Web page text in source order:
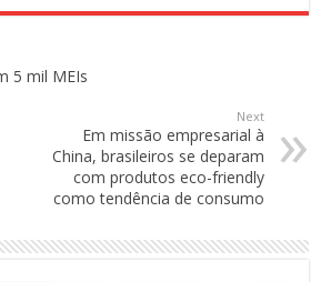
5 mil MEIs
Next
Em missão empresarial à
China, brasileiros se deparam
com produtos eco-friendly
como tendência de consumo